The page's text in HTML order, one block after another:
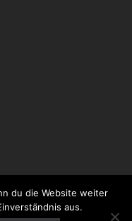
GmbH
du die Website weiter
aus.